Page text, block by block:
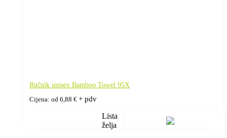
Ručnik unisex Bamboo Towel 95X
Cijena: od 6,88 € + pdv
Lista
želja